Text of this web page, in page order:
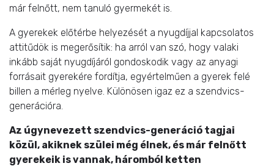
már felnőtt, nem tanuló gyermekét is.
A gyerekek előtérbe helyezését a nyugdíjjal kapcsolatos
attitűdök is megerősítik: ha arról van szó, hogy valaki
inkább saját nyugdíjáról gondoskodik vagy az anyagi
forrásait gyerekére fordítja, egyértelműen a gyerek felé
billen a mérleg nyelve. Különösen igaz ez a szendvics-
generációra.
Az úgynevezett szendvics-generáció tagjai
közül, akiknek szülei még élnek, és már felnőtt
gyerekeik is vannak, háromból ketten